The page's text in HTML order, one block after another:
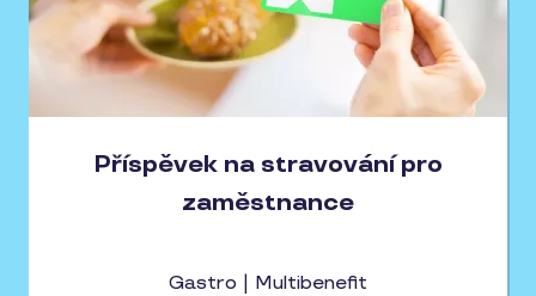
Příspěvek na stravování pro
zaměstnance
Gastro | Multibenefit